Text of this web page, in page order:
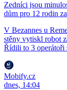
Zedníci jsou
dům pro 12 rodin
V Bezannes u
stěny vytiskl robot
Řídili to 3 operátoři
Mobify.cz
dnes, 14:04